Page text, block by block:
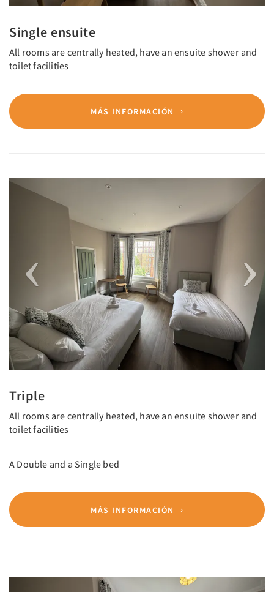
Single ensuite
All rooms are centrally heated, have an ensuite shower and
toilet facilities
MÁS INFORMACIÓN
Previous
Triple
All rooms are centrally heated, have an ensuite shower and
toilet facilities
A Double and a Single bed
MÁS INFORMACIÓN